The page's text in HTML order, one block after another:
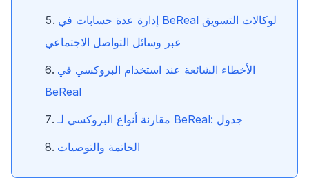
إدارة عدة حسابات في BeReal لوكالات التسويق
عبر وسائل التواصل الاجتماعي
الأخطاء الشائعة عند استخدام البروكسي في
BeReal
مقارنة أنواع البروكسي لـ BeReal: جدول
الخاتمة والتوصيات